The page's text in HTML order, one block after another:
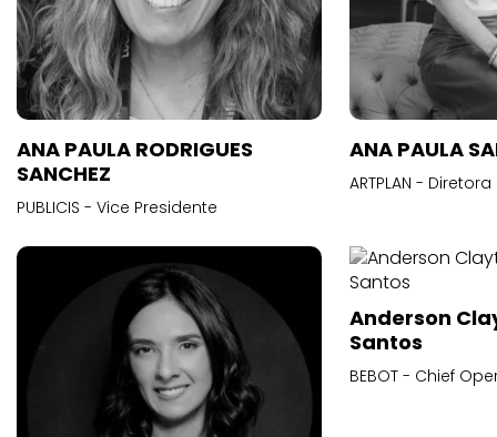
ANA PAULA RODRIGUES
SANCHEZ
PUBLICIS - Vice Presidente
ANA PAULA
ARTPLAN -
Anderson
Santos
BEBOT - Chief